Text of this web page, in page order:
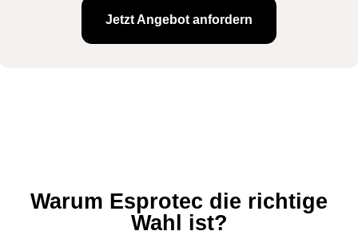
Jetzt Angebot anfordern
Warum Esprotec die richtige
Wahl ist?